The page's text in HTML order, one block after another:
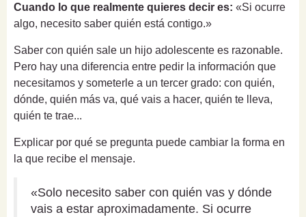
Cuando lo que realmente quieres decir es: «Si ocurre
algo, necesito saber quién está contigo.»
Saber con quién sale un hijo adolescente es razonable.
Pero hay una diferencia entre pedir la información que
necesitamos y someterle a un tercer grado: con quién,
dónde, quién más va, qué vais a hacer, quién te lleva,
quién te trae...
Explicar por qué se pregunta puede cambiar la forma en
la que recibe el mensaje.
«Solo necesito saber con quién vas y dónde
vais a estar aproximadamente. Si ocurre